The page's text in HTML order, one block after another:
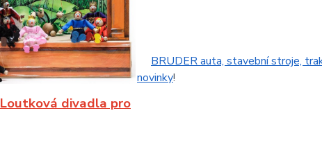
Loutková divadla pro
BRUDER auta, stavební stroje,
novinky!